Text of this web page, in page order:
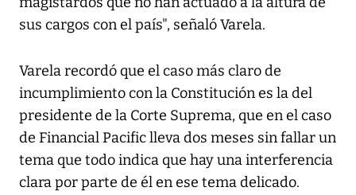
sus cargos con el país", señaló Varela.
Varela recordó que el caso más claro de
incumplimiento con la Constitución es la del
presidente de la Corte Suprema, que en el caso
de Financial Pacific lleva dos meses sin fallar un
tema que todo indica que hay una interferencia
clara por parte de él en ese tema delicado.